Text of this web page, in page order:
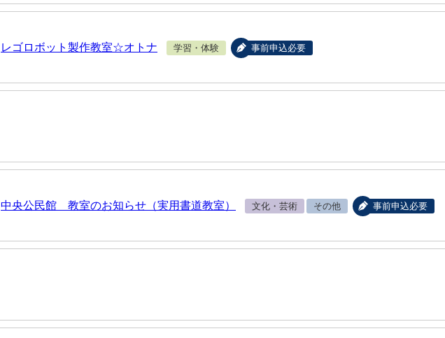
レゴロボット製作教室☆オトナ 学習・体験 事前申込必要
中央公民館 教室のお知らせ（実用書道教室） 文化・芸術 その他 事前申込必要